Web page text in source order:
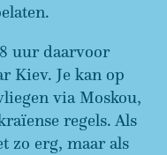
uur daarvoor
Kiev. Je kan op
via Moskou,
regels. Als
zo erg, maar als